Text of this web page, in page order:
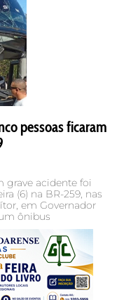
pessoas ficaram
grave acidente foi
(6) na BR-259, nas
em Governador
ônibus